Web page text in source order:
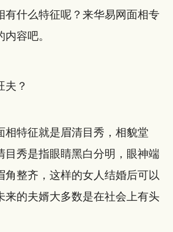
有什么特征呢？来华易网面相专
容吧。
夫？
相特征就是眉清目秀，相貌堂
目秀是指眼睛黑白分明，眼神端
角整齐，这样的女人结婚后可以
来的夫婿大多数是在社会上有头